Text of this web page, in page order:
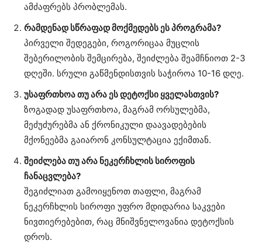
ამძაფრებს პრობლემას.
რამდენად სწრაფად მოქმედებს ეს პროგრამა?
პირველი შედეგები, როგორიცაა მუცლის
შებერილობის შემცირება, შეიძლება შეამჩნიოთ 2-3
დღეში. სრული გაწმენდისთვის საჭიროა 10-16 დღე.
უსაფრთხოა თუ არა ეს დეტოქსი ყველასთვის?
ზოგადად უსაფრთხოა, მაგრამ ორსულებმა,
მეძუძურებმა ან ქრონიკული დაავადებების
მქონეებმა გაიარონ კონსულტაცია ექიმთან.
შეიძლება თუ არა ნეკერჩხლის სიროფის
ჩანაცვლება?
შეგიძლიათ გამოიყენოთ თაფლი, მაგრამ
ნეკერჩხლის სიროფი უფრო მდიდარია საკვები
ნივთიერებებით, რაც მნიშვნელოვანია დეტოქსის
დროს.